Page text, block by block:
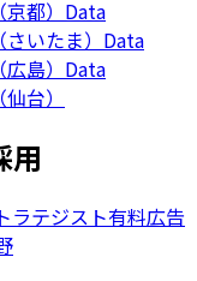
都） Data
いたま） Data
島） Data
台）
用
ラテジスト有料広告